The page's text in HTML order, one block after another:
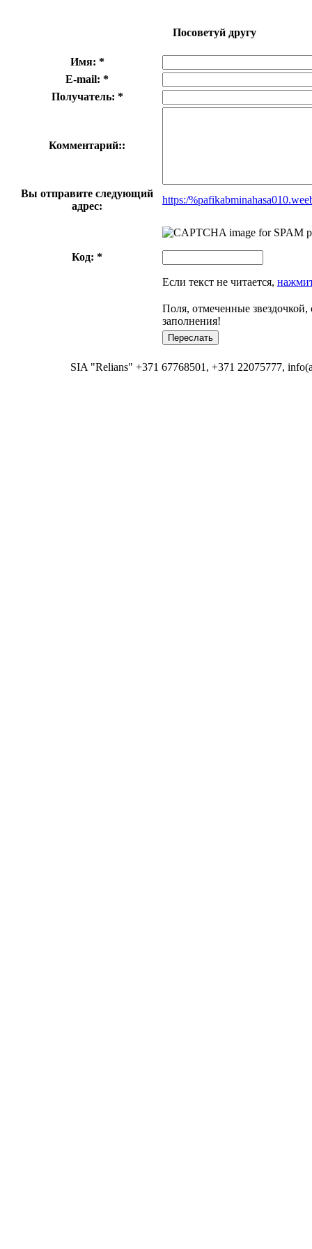
Посоветуй другу
Имя: *
E-mail: *
Получатель: *
Комментарий::
Вы отправите следующий
адрес:
https:/
Код: *
Если текст не читается,
Поля, отмеченные звездочкой,
заполнения!
SIA "Relians" +371 67768501, +371 22075777,